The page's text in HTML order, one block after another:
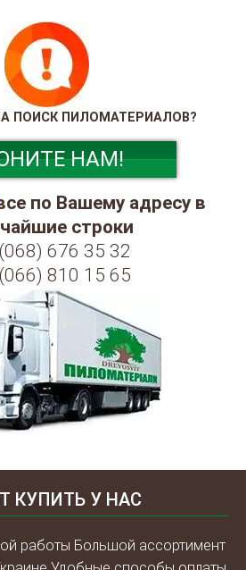
ПОИСК ПИЛОМАТЕРИАЛОВ?
НАМ!
по Вашему адресу в
строки
676 35 32
810 15 65
КУПИТЬ У НАС
работы Большой ассортимент